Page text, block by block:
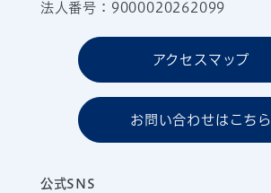
法人番号：9000020262099
アクセスマップ
お問い合わせはこちら
公式SNS